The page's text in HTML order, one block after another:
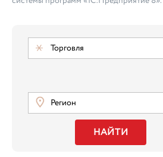
Торговля
Регион
НАЙТИ